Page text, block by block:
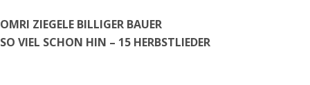
OMRI ZIEGELE BILLIGER BAUER
SO VIEL SCHON HIN – 15 HERBSTLIEDER